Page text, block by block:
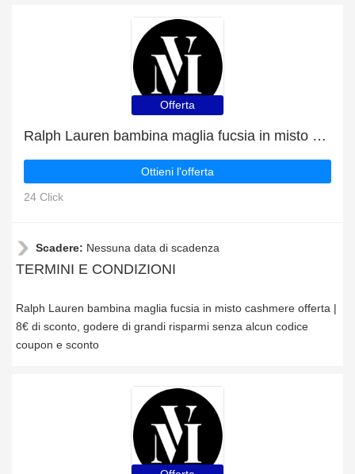
Offerta
Ralph Lauren bambina maglia fucsia in misto cashmere offerta | 8€ di sconto
Ottieni l'offerta
24 Click
Scadere: Nessuna data di scadenza
TERMINI E CONDIZIONI
Ralph Lauren bambina maglia fucsia in misto cashmere offerta |
8€ di sconto, godere di grandi risparmi senza alcun codice
coupon e sconto